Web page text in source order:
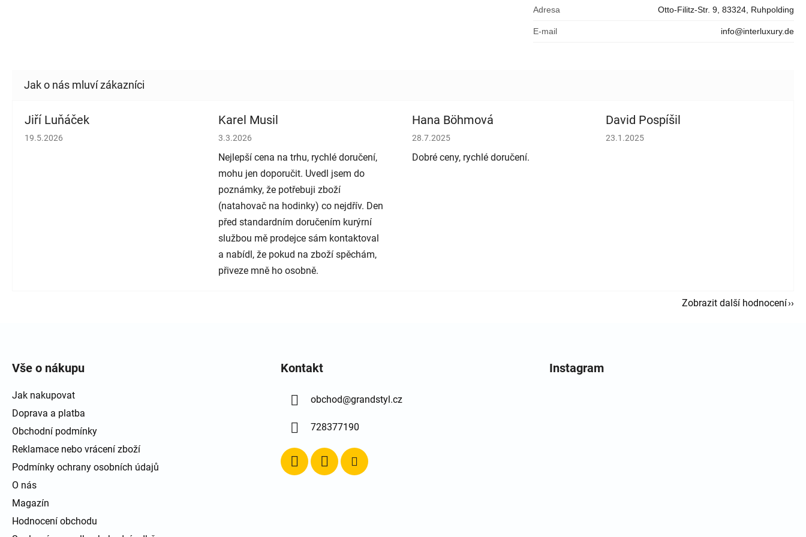
Adresa Otto-Filitz-Str. 9, 83324, Ruhpolding
E-mail info@interluxury.de
Jiří Luňáček
Hodnocení obchodu je 5 z 5 hvězdiček.
19.5.2026
Karel Musil
Hodnocení obchodu je 5 z 5 hvězdiček.
3.3.2026
Nejlepší cena na trhu, rychlé doručení,
mohu jen doporučit. Uvedl jsem do
poznámky, že potřebuji zboží
(natahovač na hodinky) co nejdřív. Den
před standardním doručením kurýrní
službou mě prodejce sám kontaktoval
a nabídl, že pokud na zboží spěchám,
přiveze mně ho osobně.
Hana Böhmová
Hodnocení obchodu je 5 z 5 hvězdiček.
28.7.2025
Dobré ceny, rychlé doručení.
David Pospíšil
Hodnocení obchodu je 5 z 5 hvězdiček.
23.1.2025
Zobrazit další hodnocení
Vše o nákupu
Jak nakupovat
Doprava a platba
Obchodní podmínky
Reklamace nebo vrácení zboží
Podmínky ochrany osobních údajů
O nás
Magazín
Hodnocení obchodu
Kontakt
obchod@grandstyl.cz
728377190
Instagram